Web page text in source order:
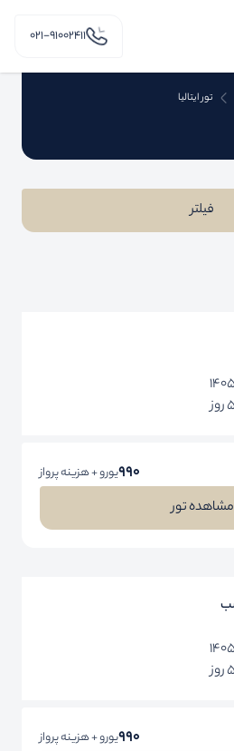
۰۲۱-91002411
تور ایتالیا
فیلتر
990یورو + هزینه پرواز
مشاهده تور
990یورو + هزینه پرواز